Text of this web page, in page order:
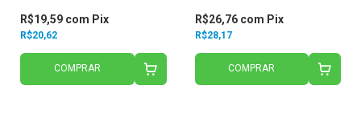
R$20,62
R$19,59 com Pix
COMPRAR
R$28,17
R$26,76 com Pix
COMPRAR